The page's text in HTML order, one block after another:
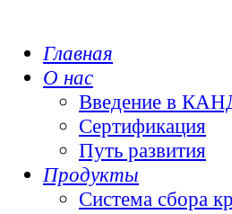
Главная
О нас
Введение в
Сертификация
Путь развития
Продукты
Система сбора